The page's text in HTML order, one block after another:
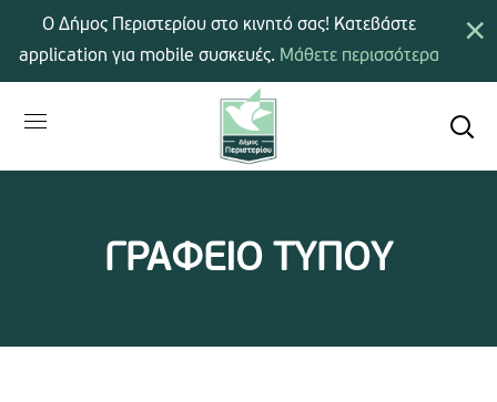
ΓΡΑΦΕΙΟ ΤΥΠΟΥ
×
Ο Δήμος Περιστερίου στο κινητό σας! Κατεβάστε
application για mobile συσκευές. Μάθετε περισσότερα